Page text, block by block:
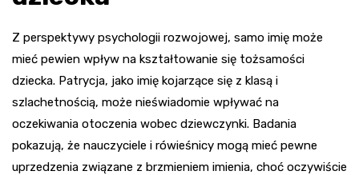
Z perspektywy psychologii rozwojowej, samo imię może
mieć pewien wpływ na kształtowanie się tożsamości
dziecka. Patrycja, jako imię kojarzące się z klasą i
szlachetnością, może nieświadomie wpływać na
oczekiwania otoczenia wobec dziewczynki. Badania
pokazują, że nauczyciele i rówieśnicy mogą mieć pewne
uprzedzenia związane z brzmieniem imienia, choć oczywiście